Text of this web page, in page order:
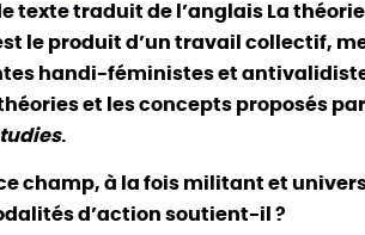
texte traduit de l’anglais La
le produit d’un travail collectif,
handi-féministes et
et les concepts proposés
.
champ, à la fois militant et
d’action soutient-il ?